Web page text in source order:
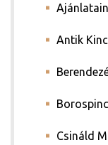
Antik
Csináld